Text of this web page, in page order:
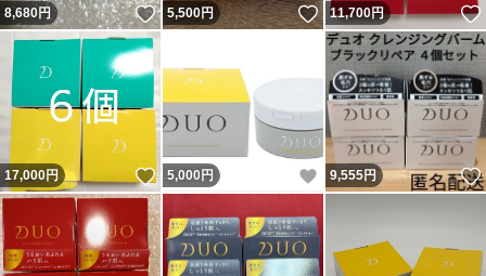
8,680円 いいね！
5,500円 いいね！
11,700円
17,000円 いいね！
5,000 円 いいね！
9,555円